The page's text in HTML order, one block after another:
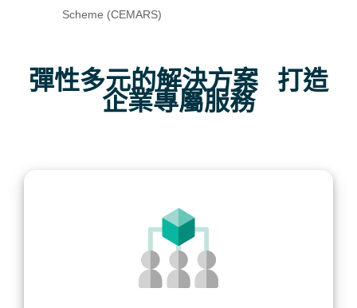
Scheme (CEMARS)
彈性多元的解決方案 打造
企業專屬服務